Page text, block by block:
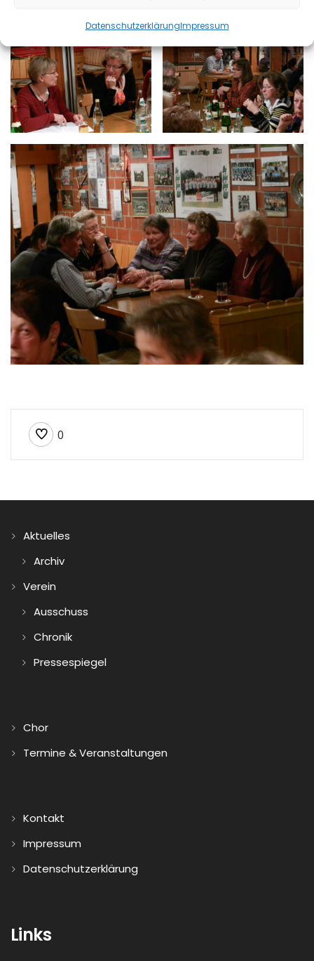
DatenschutzerklärungImpressum
0
Aktuelles
Archiv
Verein
Ausschuss
Chronik
Pressespiegel
Chor
Termine & Veranstaltungen
Kontakt
Impressum
Datenschutzerklärung
Links